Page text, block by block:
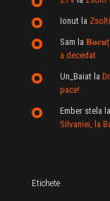
Ionut la
Sam la 𝐁𝐨𝐜𝐮ț
a decedat
Un_Baiat la
pace!
Ember stela la
Silvaniei, la
Etichete